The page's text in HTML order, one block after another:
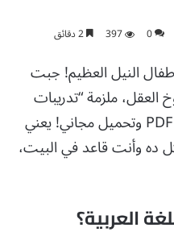
0
397
النيل العظيم! جبت
ملزمة “تدريبات
على التنوين للأطفال” في شكل PDF وتحميل مجاني! يعني
ده وأنت قاعد في البيت،
العربية؟